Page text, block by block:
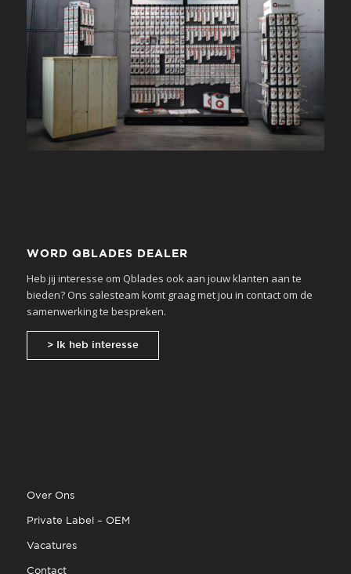
WORD QBLADES DEALER
Heb jij interesse om Qblades ook aan jouw klanten aan te
bieden? Ons salesteam komt graag met jou in contact om de
samenwerking te bespreken.
> Ik heb interesse
Over Ons
Private Label – OEM
Vacatures
Contact